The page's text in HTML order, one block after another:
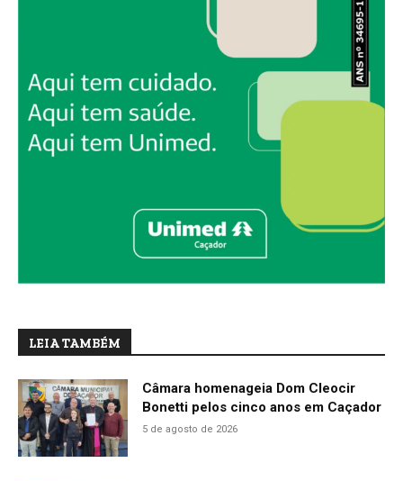
LEIA TAMBÉM
Câmara homenageia Dom Cleocir
Bonetti pelos cinco anos em Caçador
5 de agosto de 2026